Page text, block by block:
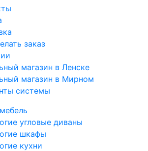
заказ
магазин в Ленске
магазин в Мирном
системы
угловые диваны
шкафы
кухни